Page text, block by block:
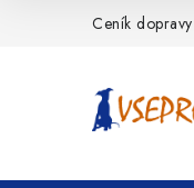
Ceník dopravy